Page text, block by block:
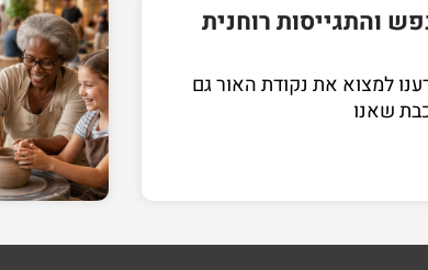
והתגייסות רוחנית
למצוא את נקודת האור גם
שאנו